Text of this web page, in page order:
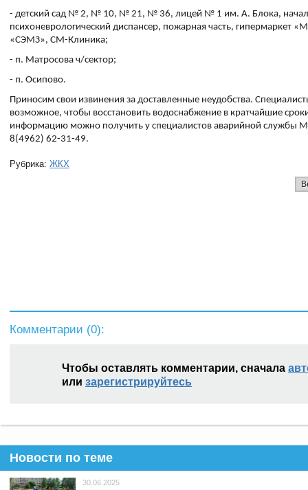
- детский сад № 2, № 10, № 21, № 36, лицей № 1 им. А. Блока,
психоневрологический диспансер, пожарная часть, гипермаркет
«СЭМЗ», СМ-Клиника;
- п. Матросова ч/сектор;
- п. Осипово.
Приносим свои извинения за доставленные неудобства.
возможное, чтобы восстановить водоснабжение в кратчайшие
информацию можно получить у специалистов аварийной службы
8(4962) 62-31-49.
Рубрика: ЖКХ
Комментарии (0):
Чтобы оставлять комментарии, сначала
или зарегистрируйтесь
Новости по теме
30.06.2025